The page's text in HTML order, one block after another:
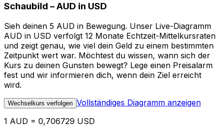
Schaubild – AUD in USD
Sieh deinen 5 AUD in Bewegung. Unser Live-Diagramm
AUD in USD verfolgt 12 Monate Echtzeit-Mittelkursraten
und zeigt genau, wie viel dein Geld zu einem bestimmten
Zeitpunkt wert war. Möchtest du wissen, wann sich der
Kurs zu deinen Gunsten bewegt? Lege einen Preisalarm
fest und wir informieren dich, wenn dein Ziel erreicht
wird.
Wechselkurs verfolgen Vollständiges Diagramm anzeigen
1 AUD = 0,706729 USD